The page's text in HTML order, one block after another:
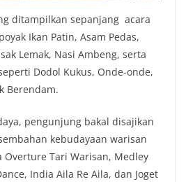
ditampilkan sepanjang acara
Ikan Patin, Asam Pedas,
Lemak, Nasi Ambeng, serta
Dodol Kukus, Onde-onde,
Berendam.
pengunjung bakal disajikan
kebudayaan warisan
Overture Tari Warisan, Medley
India Aila Re Aila, dan Joget